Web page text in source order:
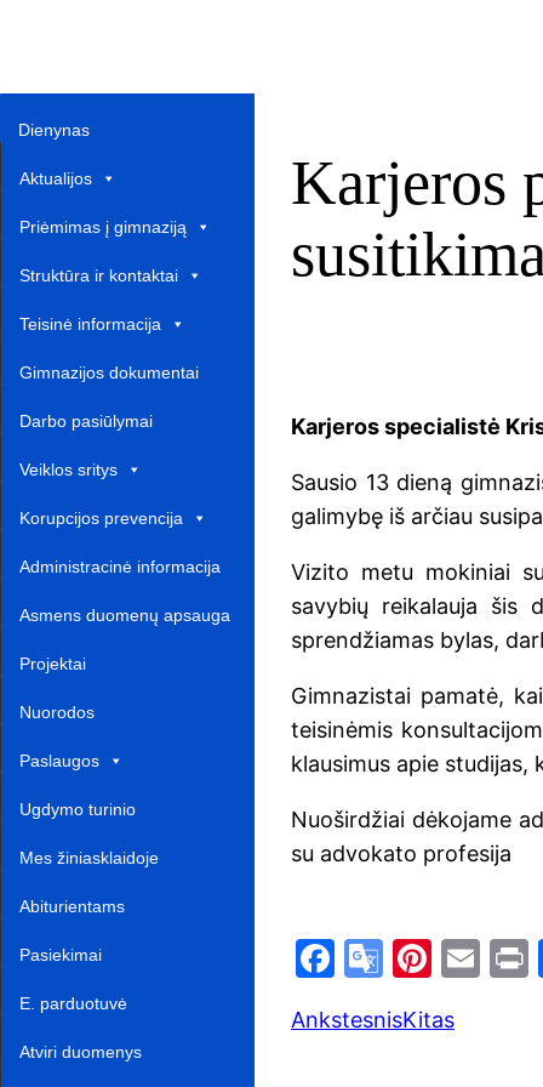
Dienynas
Aktualijos
Priėmimas į gimnaziją
Struktūra ir kontaktai
Teisinė informacija
Gimnazijos dokumentai
Darbo pasiūlymai
Veiklos sritys
Korupcijos prevencija
Administracinė informacija
Asmens duomenų apsauga
Projektai‎
Nuorodos ‎ ‎ ‎ ‎ ‎ ‎ ‎ ‎ ‎ ‎ ‎‎
Paslaugos
Ugdymo turinio
atnaujinimas‎
Mes žiniasklaidoje‎
Abiturientams‎‎
Pasiekimai
E. parduotuvė ‎ ‎ ‎ ‎ ‎ ‎ ‎ ‎ ‎ ‎ ‎ ‎ ‎
Atviri duomenys
Karjeros
Karjeros specialistė
Sausio 13 dieną
galimybę iš arčiau
Vizito metu mokiniai
savybių reikalauja šis
sprendžiamas bylas,
Gimnazistai pamatė,
teisinėmis
klausimus apie
Nuoširdžiai dėkojame
su advokato profesija
F
c
G
o
Pi
er
E
AnkstesnisKitas